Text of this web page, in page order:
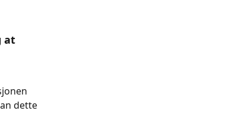
at
dette